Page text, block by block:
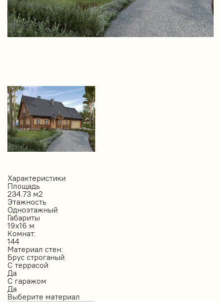
Характеристики
Площадь
234.73 м2
Этажность
Одноэтажный
Габариты
19х16 м
Комнат:
144
Материал стен:
Брус строганый
С террасой
Да
С гаражом
Да
Выберите материал